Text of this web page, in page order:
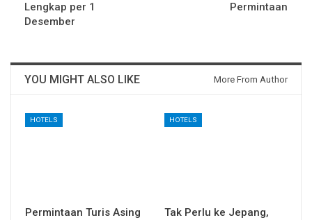
Lengkap per 1
Desember
Permintaan
YOU MIGHT ALSO LIKE More From Author
HOTELS
Permintaan Turis Asing
HOTELS
Tak Perlu ke Jepang,